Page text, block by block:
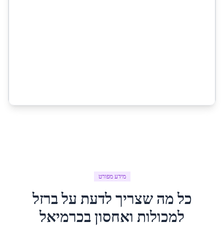
מידע מפורט
כל מה שצריך לדעת עלברזל
למכולות ואחסוןבכרמיאל